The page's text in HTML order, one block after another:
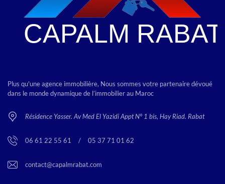
Plus qu'une agence immobilière, Nous sommes votre partenaire dévoué
dans le monde dynamique de l’immobilier au Maroc
Résidence Yasser. Av Med El Yazidi Appt N° 1 bis, Hay Riad. Rabat
06 61 22 55 61 / 05 37 71 01 62
contact@capalmrabat.com